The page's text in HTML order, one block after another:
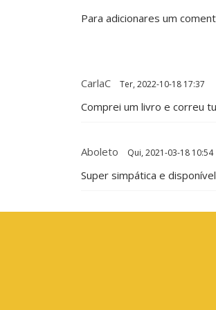
Para adicionares um
CarlaC Ter, 2022-10-18 17:37
Comprei um livro e correu
Aboleto Qui, 2021-03-18 10:54
Super simpática e